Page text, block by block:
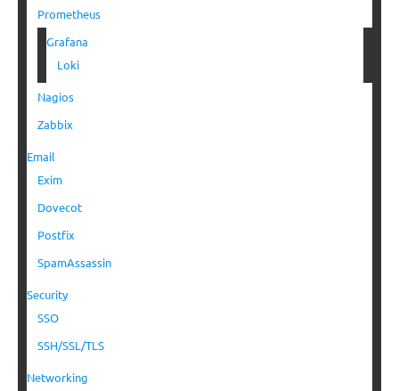
Prometheus
Grafana
Loki
Nagios
Zabbix
Email
Exim
Dovecot
Postfix
SpamAssassin
Security
SSO
SSH/SSL/TLS
Networking